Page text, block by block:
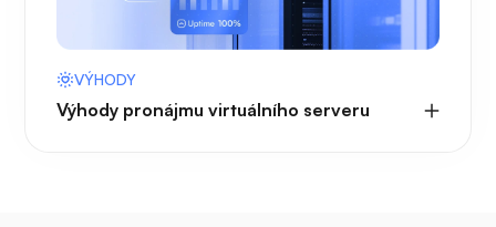
VÝHODY
Výhody pronájmu virtuálního serveru